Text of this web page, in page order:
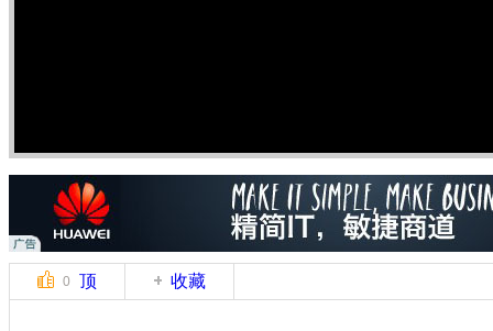
0 顶 收藏